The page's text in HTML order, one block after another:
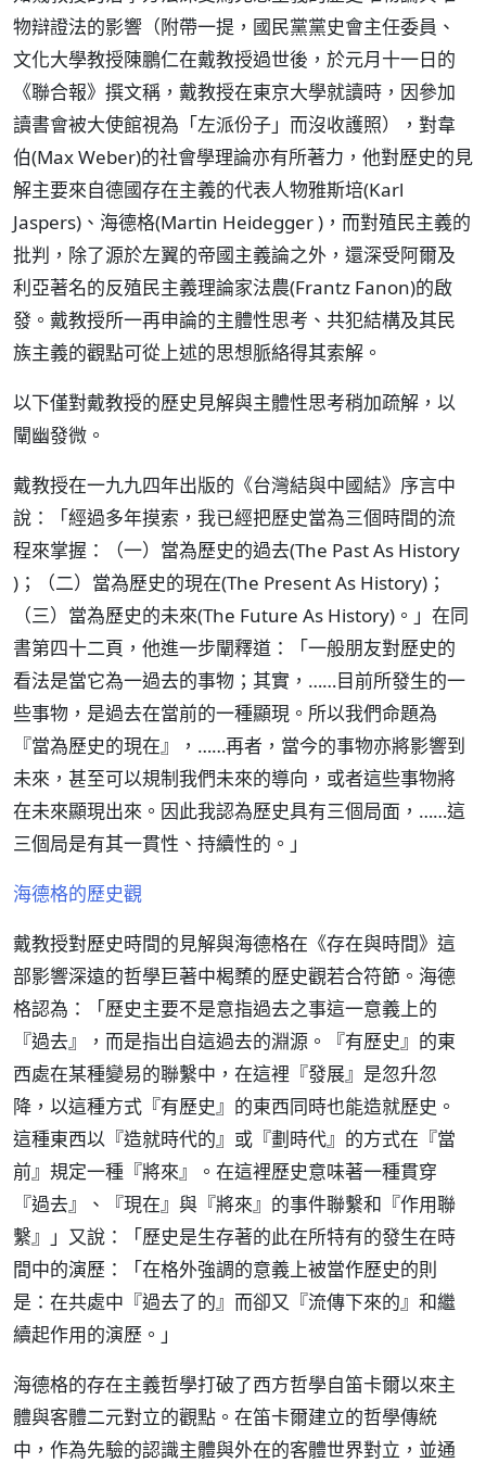
物辯證法的影響（附帶一提，國民黨黨史會主任委員、
文化大學教授陳鵬仁在戴教授過世後，於元月十一日的
《聯合報》撰文稱，戴教授在東京大學就讀時，因參加
讀書會被大使館視為「左派份子」而沒收護照），對韋
伯(Max Weber)的社會學理論亦有所著力，他對歷史的見
解主要來自德國存在主義的代表人物雅斯培(Karl
Jaspers)、海德格(Martin Heidegger )，而對殖民主義的
批判，除了源於左翼的帝國主義論之外，還深受阿爾及
利亞著名的反殖民主義理論家法農(Frantz Fanon)的啟
發。戴教授所一再申論的主體性思考、共犯結構及其民
族主義的觀點可從上述的思想脈絡得其索解。
以下僅對戴教授的歷史見解與主體性思考稍加疏解，以
闡幽發微。
戴教授在一九九四年出版的《台灣結與中國結》序言中
說：「經過多年摸索，我已經把歷史當為三個時間的流
程來掌握：（一）當為歷史的過去(The Past As History
)；（二）當為歷史的現在(The Present As History)；
（三）當為歷史的未來(The Future As History)。」在同
書第四十二頁，他進一步闡釋道：「一般朋友對歷史的
看法是當它為一過去的事物；其實，……目前所發生的一
些事物，是過去在當前的一種顯現。所以我們命題為
『當為歷史的現在』，……再者，當今的事物亦將影響到
未來，甚至可以規制我們未來的導向，或者這些事物將
在未來顯現出來。因此我認為歷史具有三個局面，……這
三個局是有其一貫性、持續性的。」
海德格的歷史觀
戴教授對歷史時間的見解與海德格在《存在與時間》這
部影響深遠的哲學巨著中楬櫫的歷史觀若合符節。海德
格認為：「歷史主要不是意指過去之事這一意義上的
『過去』，而是指出自這過去的淵源。『有歷史』的東
西處在某種變易的聯繫中，在這裡『發展』是忽升忽
降，以這種方式『有歷史』的東西同時也能造就歷史。
這種東西以『造就時代的』或『劃時代』的方式在『當
前』規定一種『將來』。在這裡歷史意味著一種貫穿
『過去』、『現在』與『將來』的事件聯繫和『作用聯
繫』」又說：「歷史是生存著的此在所特有的發生在時
間中的演歷：「在格外強調的意義上被當作歷史的則
是：在共處中『過去了的』而卻又『流傳下來的』和繼
續起作用的演歷。」
海德格的存在主義哲學打破了西方哲學自笛卡爾以來主
體與客體二元對立的觀點。在笛卡爾建立的哲學傳統
中，作為先驗的認識主體與外在的客體世界對立，並通